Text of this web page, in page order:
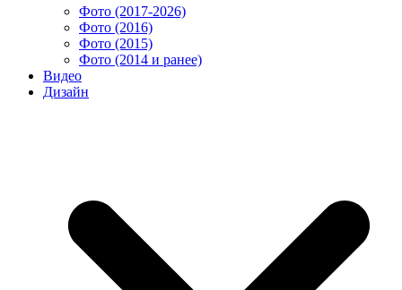
Фото (2017-2026)
Фото (2016)
Фото (2015)
Фото (2014 и ранее)
Видео
Дизайн